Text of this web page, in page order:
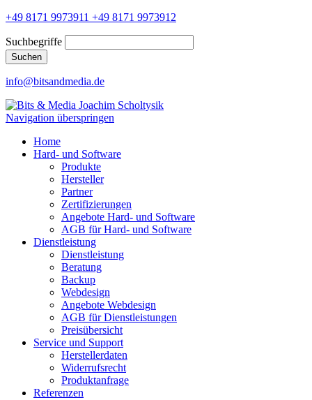
+49 8171 9973911 +49 8171 9973912
Suchbegriffe
Suchen
info@bitsandmedia.de
Navigation überspringen
Home
Hard- und Software
Produkte
Hersteller
Partner
Zertifizierungen
Angebote Hard- und Software
AGB für Hard- und Software
Dienstleistung
Dienstleistung
Beratung
Backup
Webdesign
Angebote Webdesign
AGB für Dienstleistungen
Preisübersicht
Service und Support
Herstellerdaten
Widerrufsrecht
Produktanfrage
Referenzen